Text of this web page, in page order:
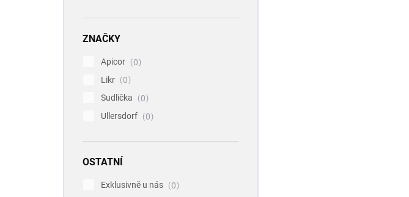
ZNAČKY
Apicor
0
Likr
0
Sudlička
0
Ullersdorf
0
OSTATNÍ
Exklusivně u nás
0